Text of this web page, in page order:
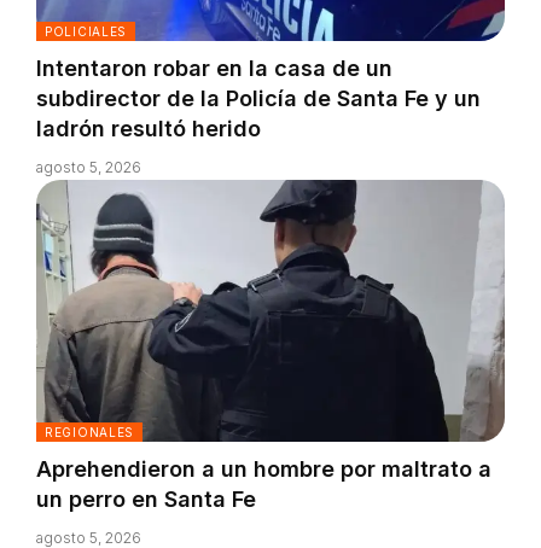
POLICIALES
Intentaron robar en la casa de un
subdirector de la Policía de Santa Fe y un
ladrón resultó herido
agosto 5, 2026
REGIONALES
Aprehendieron a un hombre por maltrato a
un perro en Santa Fe
agosto 5, 2026